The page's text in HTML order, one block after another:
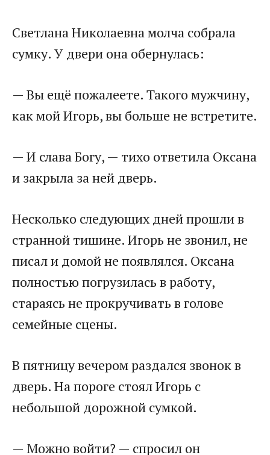
Светлана Николаевна молча собрала
сумку. У двери она обернулась:
— Вы ещё пожалеете. Такого мужчину,
как мой Игорь, вы больше не встретите.
— И слава Богу, — тихо ответила Оксана
и закрыла за ней дверь.
Несколько следующих дней прошли в
странной тишине. Игорь не звонил, не
писал и домой не появлялся. Оксана
полностью погрузилась в работу,
стараясь не прокручивать в голове
семейные сцены.
В пятницу вечером раздался звонок в
дверь. На пороге стоял Игорь с
небольшой дорожной сумкой.
— Можно войти? — спросил он